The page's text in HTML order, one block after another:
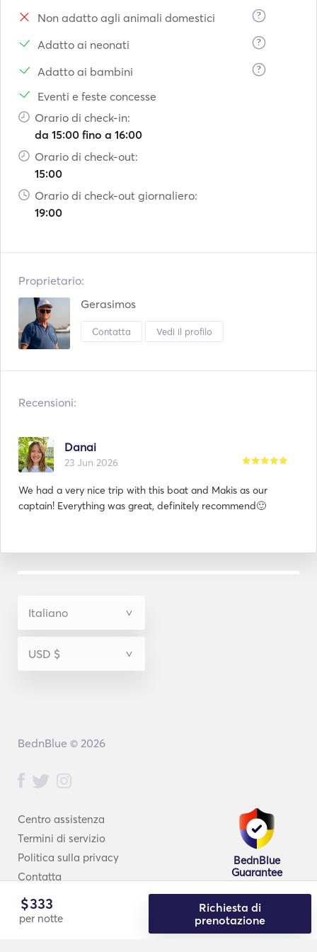
Non adatto agli animali domestici
?
Adatto ai neonati ?
Adatto ai bambini ?
Eventi e feste concesse
Orario di check-in:
da 15:00 fino a 16:00
Orario di check-out:
15:00
Orario di check-out giornaliero:
19:00
Proprietario:
Gerasimos
Contatta Vedi il profilo
Recensioni:
Danai
23 Jun 2026
We had a very nice trip with this boat and Makis as our
captain! Everything was great, definitely recommend🙂
$333
per notte
Richiesta di
prenotazione
Centro assistenza
Termini di servizio
Politica sulla privacy
Contatta
BednBlue
Guarantee
BednBlue © 2026